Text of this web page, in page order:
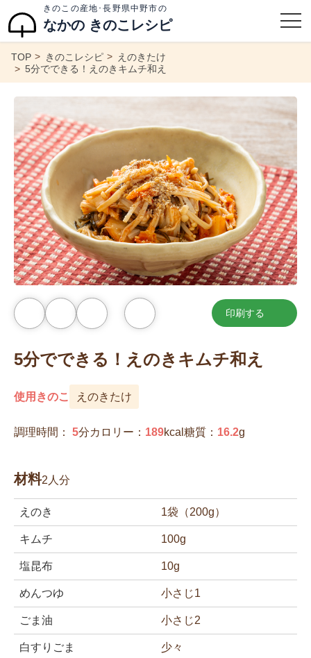
きのこの産地･長野県中野市の
なかの きのこレシピ
TOP きのこレシピ
えのきたけ
5分でできる！えのきキムチ和え
気
り
印刷する
5分でできる！えのきキムチ和え
使用きのこ えのきたけ
調理時間： 5分カロリー： 189kcal 糖質： 16.2g
材料2人分
えのき 1袋（200g）
キムチ 100g
塩昆布 10g
めんつゆ 小さじ1
ごま油 小さじ2
白すりごま 少々